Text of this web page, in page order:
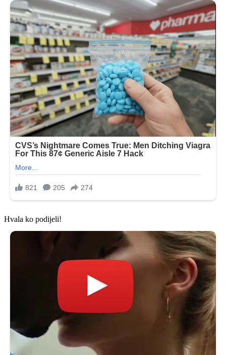
Hvala ko podijeli!